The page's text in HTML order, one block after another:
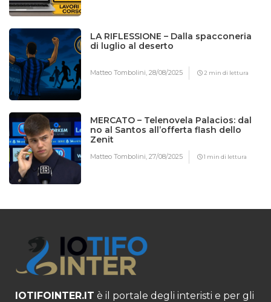
LA RIFLESSIONE – Dalla spacconeria
di luglio al deserto
Matteo Tombolini,28/08/2025 2 min di lettura
MERCATO – Telenovela Palacios: dal
no al Santos all’offerta flash dello
Zenit
Matteo Tombolini,27/08/2025 1 min di lettura
IOTIFOINTER.IT è il portale degli interisti e per gli